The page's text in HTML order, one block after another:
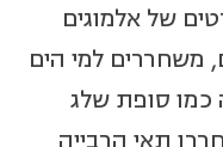
של אלמוגים
משחררים למי הים
כמו סופת שלג